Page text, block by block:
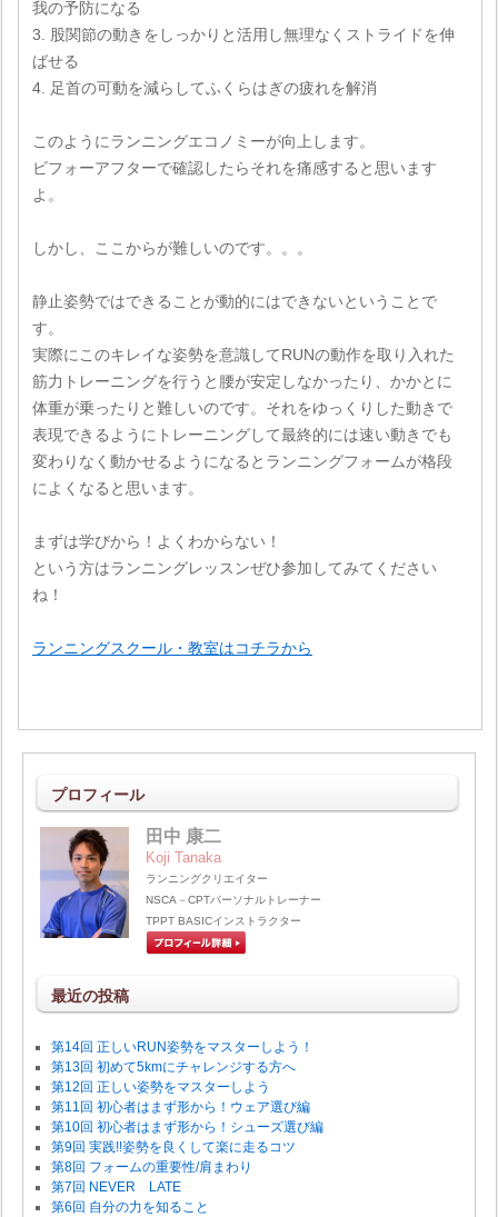
我の予防になる
3. 股関節の動きをしっかりと活用し無理なくストライドを伸
ばせる
4. 足首の可動を減らしてふくらはぎの疲れを解消
このようにランニングエコノミーが向上します。
ビフォーアフターで確認したらそれを痛感すると思います
よ。
しかし、ここからが難しいのです。。。
静止姿勢ではできることが動的にはできないということで
す。
実際にこのキレイな姿勢を意識してRUNの動作を取り入れた
筋力トレーニングを行うと腰が安定しなかったり、かかとに
体重が乗ったりと難しいのです。それをゆっくりした動きで
表現できるようにトレーニングして最終的には速い動きでも
変わりなく動かせるようになるとランニングフォームが格段
によくなると思います。
まずは学びから！よくわからない！
という方はランニングレッスンぜひ参加してみてください
ね！
ランニングスクール・教室はコチラから
プロフィール
田中 康二
Koji Tanaka
ランニングクリエイター
NSCA－CPTパーソナルトレーナー
TPPT BASICインストラクター
最近の投稿
第14回 正しいRUN姿勢をマスターしよう！
第13回 初めて5kmにチャレンジする方へ
第12回 正しい姿勢をマスターしよう
第11回 初心者はまず形から！ウェア選び編
第10回 初心者はまず形から！シューズ選び編
第9回 実践!!姿勢を良くして楽に走るコツ
第8回 フォームの重要性/肩まわり
第7回 NEVER LATE
第6回 自分の力を知ること